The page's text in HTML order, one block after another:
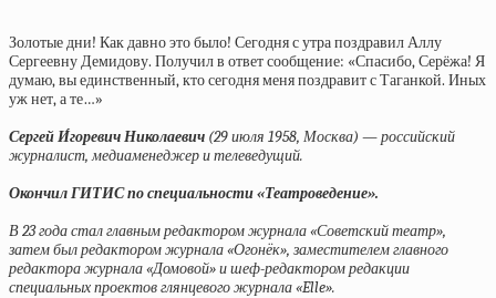
Золотые дни! Как давно это было! Сегодня с утра поздравил Аллу
Сергеевну Демидову. Получил в ответ сообщение: «Спасибо, Серёжа! Я
думаю, вы единственный, кто сегодня меня поздравит с Таганкой. Иных
уж нет, а те…»
Сергей И́горевич Николаевич (29 июля 1958, Москва) — российский
журналист, медиаменеджер и телеведущий.
Окончил ГИТИС по специальности «Театроведение».
В 23 года стал главным редактором журнала «Советский театр»,
затем был редактором журнала «Огонёк», заместителем главного
редактора журнала «Домовой» и шеф-редактором редакции
специальных проектов глянцевого журнала «Elle».